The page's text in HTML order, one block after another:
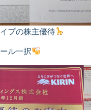
プの株主優待
ル一択